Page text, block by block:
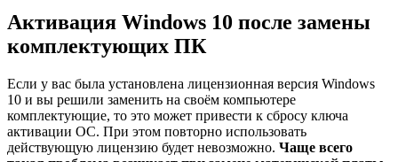
Активация Windows 10 после замены
комплектующих ПК
Если у вас была установлена лицензионная версия Windows
10 и вы решили заменить на своём компьютере
комплектующие, то это может привести к сбросу ключа
активации ОС. При этом повторно использовать
действующую лицензию будет невозможно. Чаще всего